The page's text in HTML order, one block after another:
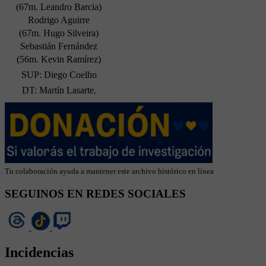
(67m. Leandro Barcia)
Rodrigo Aguirre
(67m. Hugo Silveira)
Sebastián Fernández
(56m. Kevin Ramírez)
SUP: Diego Coelho
DT: Martín Lasarte.
Tu colaboración ayuda a mantener este archivo histórico en línea
SEGUINOS EN REDES SOCIALES
Incidencias